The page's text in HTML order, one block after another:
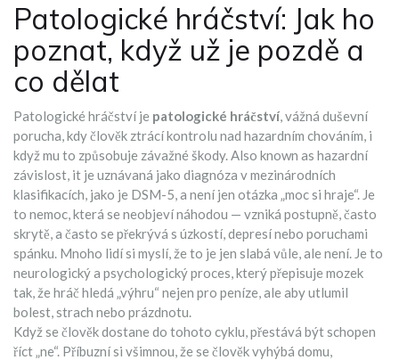
Patologické hráčství: Jak ho
poznat, když už je pozdě a
co dělat
Patologické hráčství je patologické hráčství,vážná duševní
porucha, kdy člověk ztrácí kontrolu nad hazardním chováním, i
když mu to způsobuje závažné škody. Also known as hazardní
závislost, it je uznávaná jako diagnóza v mezinárodních
klasifikacích, jako je DSM-5, a není jen otázka „moc si hraje“. Je
to nemoc, která se neobjeví náhodou — vzniká postupně, často
skrytě, a často se překrývá s úzkostí, depresí nebo poruchami
spánku. Mnoho lidí si myslí, že to je jen slabá vůle, ale není. Je to
neurologický a psychologický proces, který přepisuje mozek
tak, že hráč hledá „výhru“ nejen pro peníze, ale aby utlumil
bolest, strach nebo prázdnotu.
Když se člověk dostane do tohoto cyklu, přestává být schopen
říct „ne“. Příbuzní si všimnou, že se člověk vyhýbá domu,